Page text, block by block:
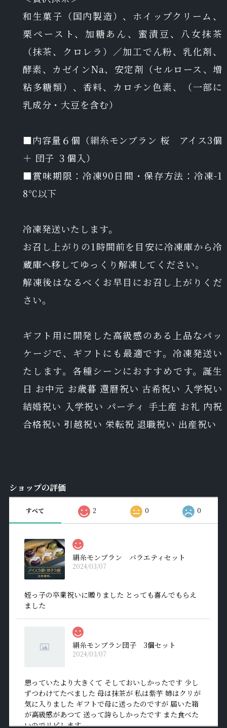
和生菓子（国内製造）、ホイップクリーム、
栗ペースト、加糖あん、蜜漬豆、八女抹茶
（抹茶、クロレラ）／加工でん粉、乳化剤、
酵素、カゼインNa、安定剤（セルロース、増
粘多糖類）、香料、カロチン色素、（一部に
乳成分・大豆を含む）
■内容量６個（絹糸モンブラン 桜 アイス3個
＋ 団子 ３個入）
■賞味期限：冷凍90日間・保存方法：冷凍-1
8℃以下
冷凍発送いたします。
お召し上がりの1時間前を目安に冷凍庫から冷
蔵庫へ移してゆっくり解凍してください。
解凍後はなるべくお早目にお召し上がりくだ
さい。
ギフト用に開発した高級感のある上品なパッ
ケージで、ギフトにも最適です。冷凍発送い
たします。各種シーンにおすすめです。誕生
日 お中元 お歳暮 還暦祝い 古希祝い 入学祝い
結婚祝い 入学祝い パーティ 手土産 お礼 内祝
合格祝い 引越祝い 栄転祝 退職祝い 出産祝い
ショップの評価
すべて 2 0 0
絹糸モンブラン バラエティセット
2024/03/07
姪っ子の卒業祝いに贈りました とっても喜んでもらえ
ました
絹糸モンブラン団子 3個セット
2024/03/07
思っていたより大きくて そしておいしかったです 少し
ずつわけてたべました 母は抹茶が 私は紫芋 姉はクリが
気に入りました ギフトで母に送ったのですが 届いた箱
が高級感があつて 送って誇らしかったです また食べた
いのでリピします